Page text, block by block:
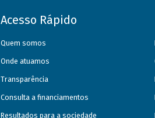
Acesso Rápido
Quem somos
Onde atuamos
Transparência
Consulta a financiamentos
Resultados para a sociedade